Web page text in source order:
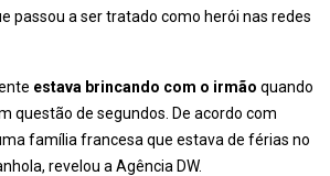
passou a ser tratado como herói nas redes
estava brincando com o irmão quando
questão de segundos. De acordo com
família francesa que estava de férias no
revelou a Agência DW.